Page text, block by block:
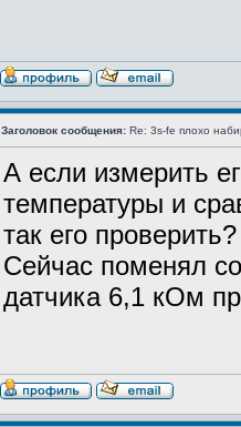
Заголовок сообщения: Re: 3s-fe плохо
А если измерить
температуры и
так его проверить?
Сейчас поменял
датчика 6,1 кОм